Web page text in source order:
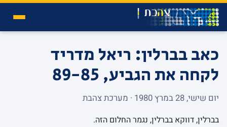
כאב בברלין: ריאל מדריד
לקחה את הגביע, 89-85
יום שישי, 28 במרץ 1980 · מערכת צהבת
בברלין, דווקא בברלין, נגמר החלום הזה.